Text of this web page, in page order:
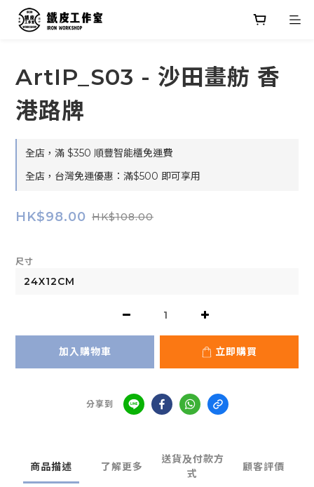
ArtIP_S03 - 沙田畫舫 香
港路牌
全店，滿 $350 順豐智能櫃免運費
全店，台灣免運優惠：滿$500 即可享用
HK$98.00 HK$108.00
尺寸
加入購物車 立即購買
分享到
商品描述 了解更多
送貨及付款方
式
顧客評價